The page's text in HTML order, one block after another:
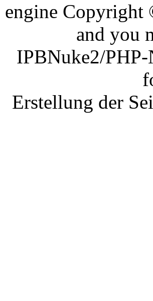
engine Copyright
and you
IPBNuke2/
Erstellung der